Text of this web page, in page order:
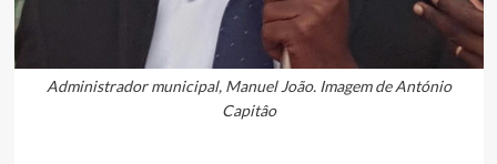
Administrador municipal, Manuel João. Imagem de António
Capitâo